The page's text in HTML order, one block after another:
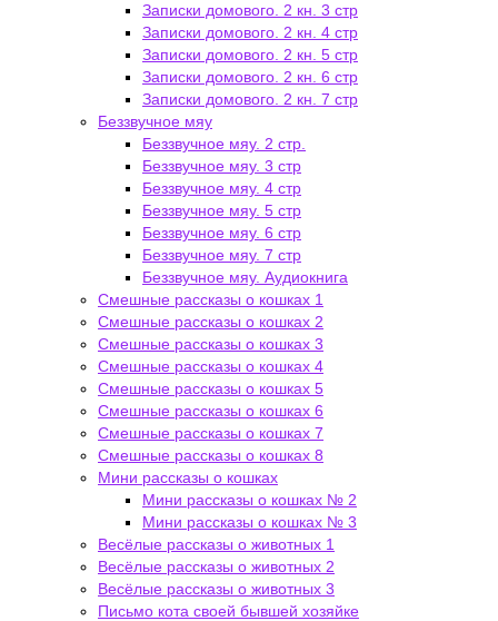
Записки домового. 2 кн. 3 стр
Записки домового. 2 кн. 4 стр
Записки домового. 2 кн. 5 стр
Записки домового. 2 кн. 6 стр
Записки домового. 2 кн. 7 стр
Беззвучное мяу
Беззвучное мяу. 2 стр.
Беззвучное мяу. 3 стр
Беззвучное мяу. 4 стр
Беззвучное мяу. 5 стр
Беззвучное мяу. 6 стр
Беззвучное мяу. 7 стр
Беззвучное мяу. Аудиокнига
Смешные рассказы о кошках 1
Смешные рассказы о кошках 2
Смешные рассказы о кошках 3
Смешные рассказы о кошках 4
Смешные рассказы о кошках 5
Смешные рассказы о кошках 6
Смешные рассказы о кошках 7
Смешные рассказы о кошках 8
Мини рассказы о кошках
Мини рассказы о кошках № 2
Мини рассказы о кошках № 3
Весёлые рассказы о животных 1
Весёлые рассказы о животных 2
Весёлые рассказы о животных 3
Письмо кота своей бывшей хозяйке